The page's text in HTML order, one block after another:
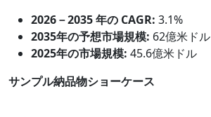
2026－2035 年の CAGR: 3.1%
2035年の予想市場規模: 62億米ドル
2025年の市場規模: 45.6億米ドル
サンプル納品物ショーケース